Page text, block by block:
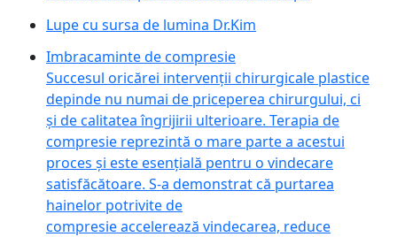
Lupe cu sursa de lumina Dr.Kim
Imbracaminte de compresie
Succesul oricărei intervenții chirurgicale plastice
depinde nu numai de priceperea chirurgului, ci
și de calitatea îngrijirii ulterioare. Terapia de
compresie reprezintă o mare parte a acestui
proces și este esențială pentru o vindecare
satisfăcătoare. S-a demonstrat că purtarea
hainelor potrivite de
compresie accelerează vindecarea, reduce